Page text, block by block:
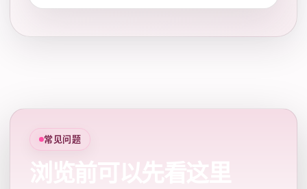
常见问题
浏览前可以先看这里